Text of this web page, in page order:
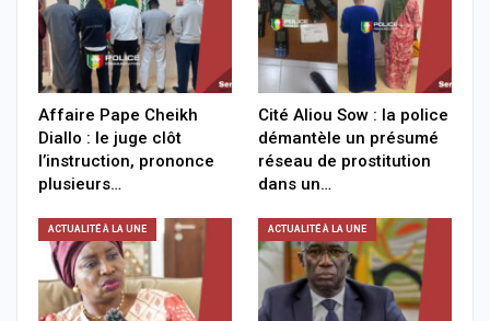
Affaire Pape Cheikh
Diallo : le juge clôt
l’instruction, prononce
plusieurs…
Cité Aliou Sow : la police
démantèle un présumé
réseau de prostitution
dans un…
ACTUALITÉ À LA UNE ACTUALITÉ À LA UNE